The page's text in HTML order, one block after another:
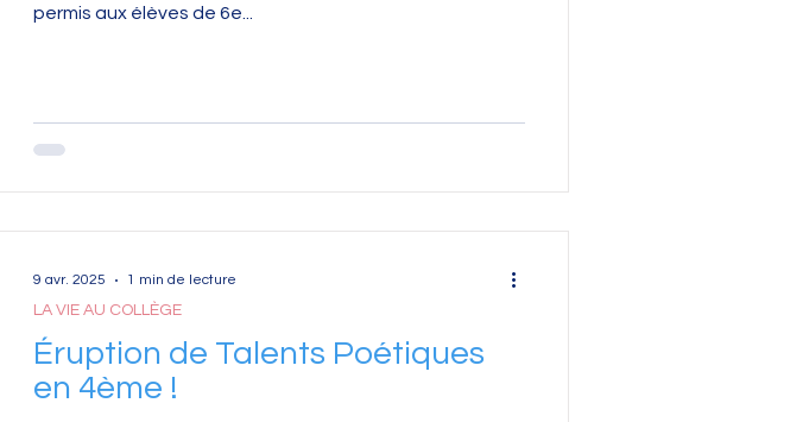
permis aux élèves de 6e...
Éruption de Talents Poétiques
en 4ème !
LA VIE AU COLLÈGE
9 avr. 2025 1 min de lecture